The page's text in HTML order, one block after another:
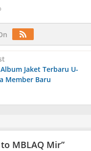
Jaket Terbaru U-
Member Baru
MBLAQ Mir”